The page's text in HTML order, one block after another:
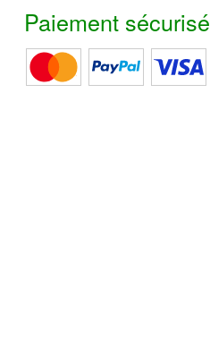
Paiement sécurisé